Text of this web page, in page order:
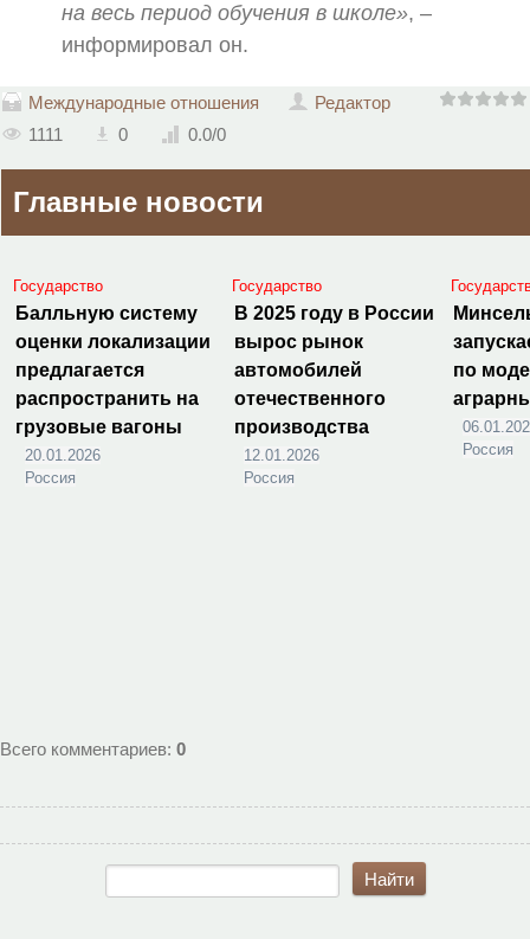
на весь период обучения в школе», –
информировал он.
Международные отношения
Редактор
1111
0 0.0/0
Главные новости
Государство
Балльную систему
оценки локализации
предлагается
распространить на
грузовые вагоны
20.01.2026
Россия
Государство
В 2025 году в России
вырос рынок
автомобилей
отечественного
производства
12.01.2026
Россия
по
Россия
Всего комментариев: 0